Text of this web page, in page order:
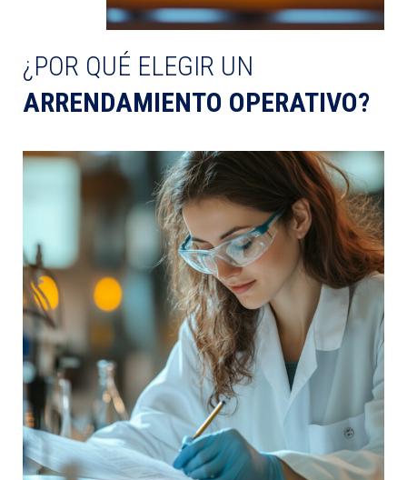
¿POR QUÉ ELEGIR UN
ARRENDAMIENTO OPERATIVO?